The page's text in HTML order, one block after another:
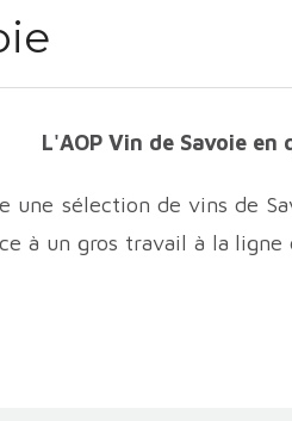
L'AOP Vin de Savoie en
une sélection de vins de
à un gros travail à la